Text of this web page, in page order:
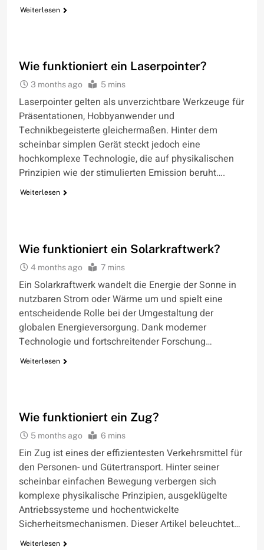
Weiterlesen
Wie funktioniert ein Laserpointer?
3 months ago 5 mins
Laserpointer gelten als unverzichtbare Werkzeuge für
Präsentationen, Hobbyanwender und
Technikbegeisterte gleichermaßen. Hinter dem
scheinbar simplen Gerät steckt jedoch eine
hochkomplexe Technologie, die auf physikalischen
Prinzipien wie der stimulierten Emission beruht….
Weiterlesen
Wie funktioniert ein Solarkraftwerk?
4 months ago 7 mins
Ein Solarkraftwerk wandelt die Energie der Sonne in
nutzbaren Strom oder Wärme um und spielt eine
entscheidende Rolle bei der Umgestaltung der
globalen Energieversorgung. Dank moderner
Technologie und fortschreitender Forschung…
Weiterlesen
Wie funktioniert ein Zug?
5 months ago 6 mins
Ein Zug ist eines der effizientesten Verkehrsmittel für
den Personen- und Gütertransport. Hinter seiner
scheinbar einfachen Bewegung verbergen sich
komplexe physikalische Prinzipien, ausgeklügelte
Antriebssysteme und hochentwickelte
Sicherheitsmechanismen. Dieser Artikel beleuchtet…
Weiterlesen